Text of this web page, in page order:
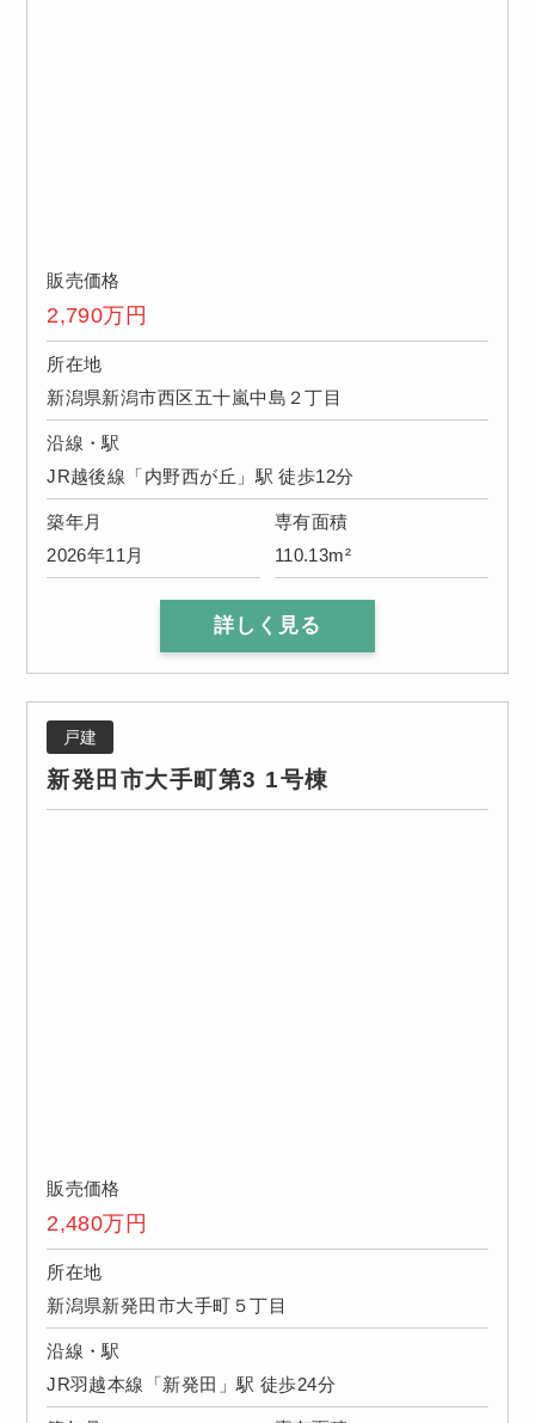
販売価格
2,790万円
所在地
新潟県新潟市西区五十嵐中島２丁目
沿線・駅
JR越後線「内野西が丘」駅 徒歩12分
築年月
2026年11月
専有面積
110.13m²
詳しく見る
戸建
新発田市大手町第3 1号棟
販売価格
2,480万円
所在地
新潟県新発田市大手町５丁目
沿線・駅
JR羽越本線「新発田」駅 徒歩24分